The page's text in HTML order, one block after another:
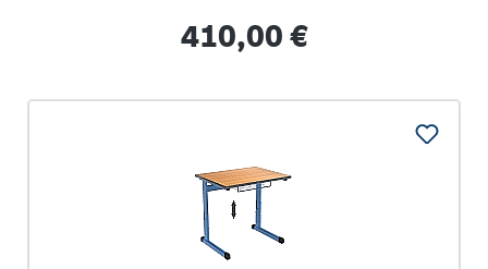
Regulärer Preis:
410,00 €